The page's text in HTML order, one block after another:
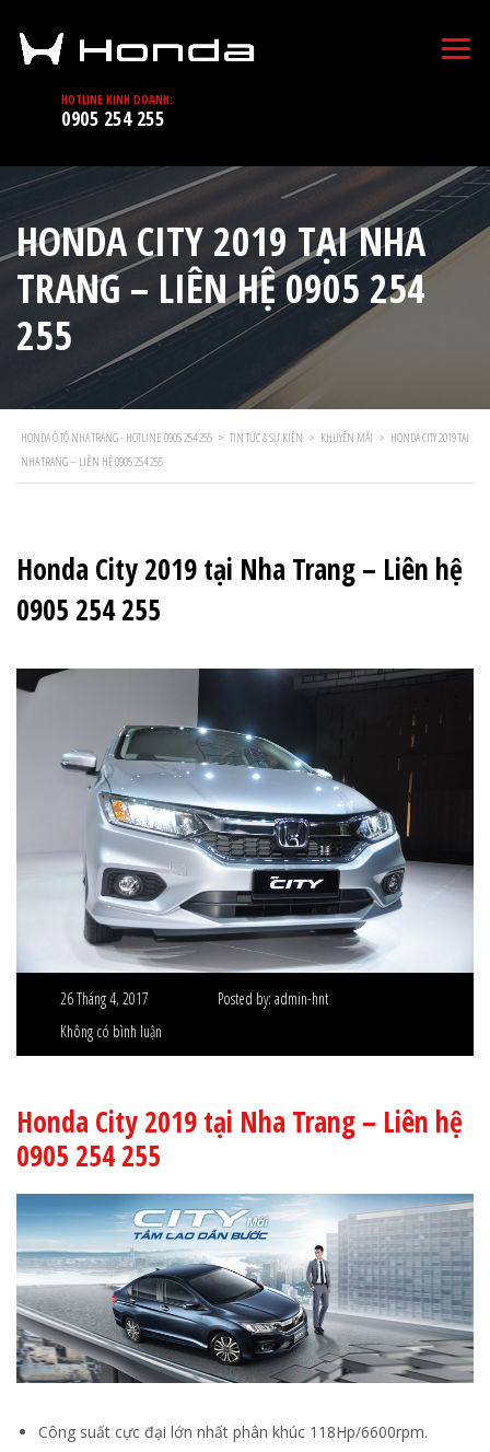
HOTLINE KINH DOANH:
0905 254 255
HONDA CITY 2019 TẠI NHA
TRANG – LIÊN HỆ 0905 254
255
HONDA Ô TÔ NHA TRANG - HOTLINE 0905 254 255 > TIN TỨC & SỰ KIỆN > KHUYẾN MÃI > HONDA CITY 2019 TẠI
NHA TRANG – LIÊN HỆ 0905 254 255
Honda City 2019 tại Nha Trang – Liên hệ
0905 254 255
26 Tháng 4, 2017 Posted by: admin-hnt
Không có bình luận
Honda City 2019 tại Nha Trang – Liên hệ
0905 254 255
Công suất cực đại lớn nhất phân khúc 118Hp/6600rpm.